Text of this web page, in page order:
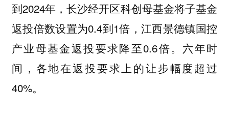
到2024年，长沙经开区科创母基金将子基金
返投倍数设置为0.4到1倍，江西景德镇国控
产业母基金返投要求降至0.6倍。六年时
间，各地在返投要求上的让步幅度超过
40%。